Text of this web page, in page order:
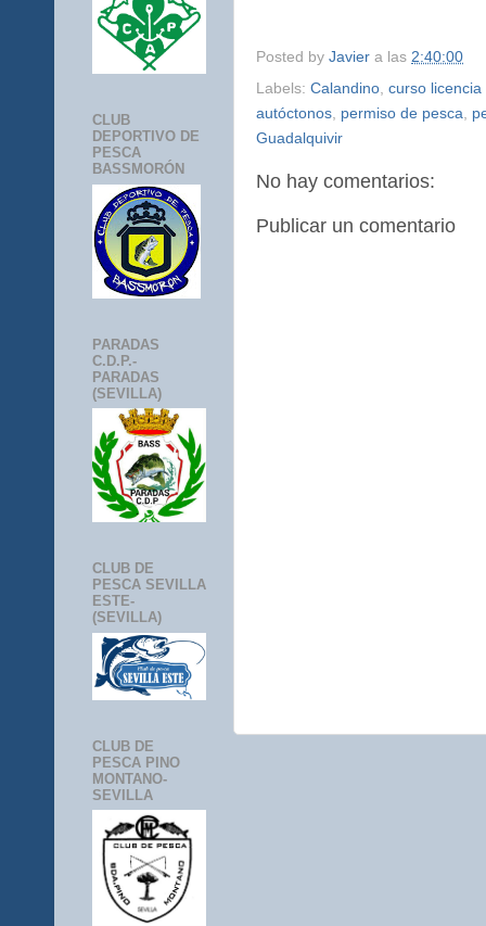
Posted by Javier a las 2:40:00
Labels: Calandino curso licencia
autóctonos permiso de pesca
Guadalquivir
No hay comentarios:
Publicar un comentario
CLUB
DEPORTIVO DE
PESCA
BASSMORÓN
PARADAS
C.D.P.-
PARADAS
(SEVILLA)
CLUB DE
PESCA SEVILLA
ESTE-
(SEVILLA)
CLUB DE
PESCA PINO
MONTANO-
SEVILLA